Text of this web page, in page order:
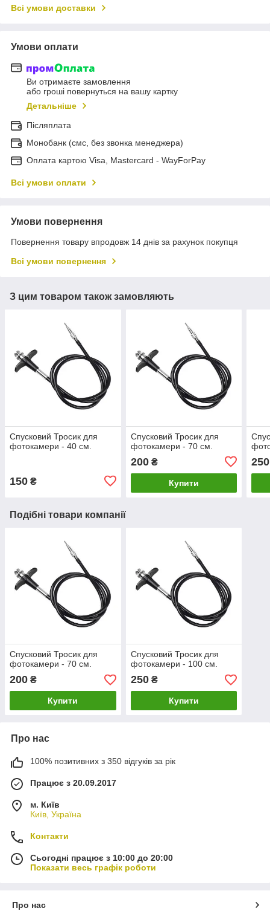
Всі умови доставки
Умови оплати
Ви отримаєте замовлення
або гроші повернуться на вашу картку
Детальніше
Післяплата
Монобанк (смс, без звонка менеджера)
Оплата картою Visa, Mastercard - WayForPay
Всі умови оплати
Умови повернення
Повернення товару впродовж 14 днів за рахунок покупця
Всі умови повернення
З цим товаром також замовляють
Спусковий Тросик для
фотокамери - 40 см.
150 ₴
Спусковий Тросик для
фотокамери - 70 см.
200₴
Купити
250
Подібні товари компанії
Спусковий Тросик для
фотокамери - 70 см.
200 ₴
Купити
Спусковий Тросик для
фотокамери - 100 см.
250₴
Купити
Про нас
100% позитивних з 350 відгуків за рік
Працює з 20.09.2017
м. Київ
Київ, Україна
Контакти
Сьогодні працює з 10:00 до 20:00
Показати весь графік роботи
Про нас